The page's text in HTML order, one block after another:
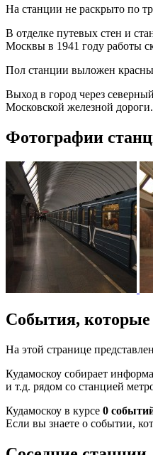
На станции не раскрыто по
В отделке путевых стен и
Москвы в 1941 году работы
Пол станции выложен
Выход в город через
Московской железной дороги.
Фотографии
События, которые
На этой странице
Кудамоскоу собирает
и т.д. рядом со станцией
Кудамоскоу в курсе 0
Если вы знаете о событии,